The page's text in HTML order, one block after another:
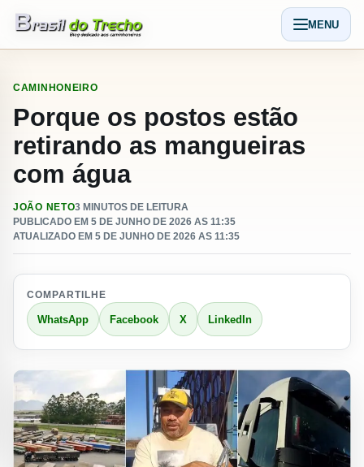
Abrir
MENU
CAMINHONEIRO
Porque os postos estão
retirando as mangueiras
com água
JOÃO NETO3 MINUTOS DE LEITURA
PUBLICADO EM 5 DE JUNHO DE 2026 AS 11:35
ATUALIZADO EM 5 DE JUNHO DE 2026 AS 11:35
COMPARTILHE
WhatsApp Facebook X LinkedIn